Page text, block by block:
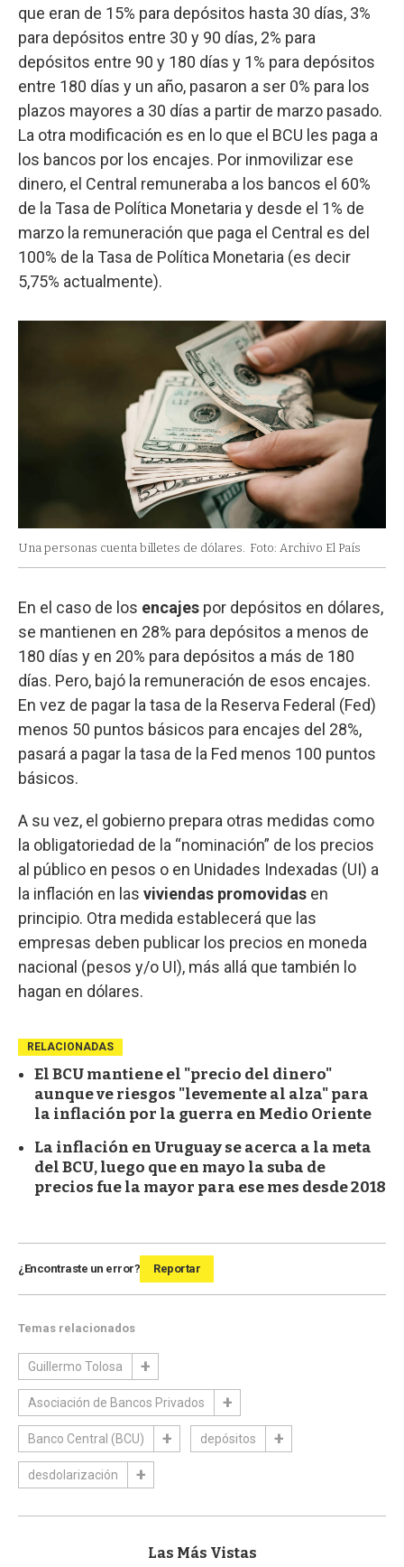
que eran de 15% para depósitos hasta 30 días, 3%
para depósitos entre 30 y 90 días, 2% para
depósitos entre 90 y 180 días y 1% para depósitos
entre 180 días y un año, pasaron a ser 0% para los
plazos mayores a 30 días a partir de marzo pasado.
La otra modificación es en lo que el BCU les paga a
los bancos por los encajes. Por inmovilizar ese
dinero, el Central remuneraba a los bancos el 60%
de la Tasa de Política Monetaria y desde el 1% de
marzo la remuneración que paga el Central es del
100% de la Tasa de Política Monetaria (es decir
5,75% actualmente).
Una personas cuenta billetes de dólares. Foto: Archivo El País
En el caso de los encajes por depósitos en dólares,
se mantienen en 28% para depósitos a menos de
180 días y en 20% para depósitos a más de 180
días. Pero, bajó la remuneración de esos encajes.
En vez de pagar la tasa de la Reserva Federal (Fed)
menos 50 puntos básicos para encajes del 28%,
pasará a pagar la tasa de la Fed menos 100 puntos
básicos.
A su vez, el gobierno prepara otras medidas como
la obligatoriedad de la “nominación” de los precios
al público en pesos o en Unidades Indexadas (UI) a
la inflación en las viviendas promovidas en
principio. Otra medida establecerá que las
empresas deben publicar los precios en moneda
nacional (pesos y/o UI), más allá que también lo
hagan en dólares.
RELACIONADAS
El BCU mantiene el "precio del dinero"
aunque ve riesgos "levemente al alza" para
la inflación por la guerra en Medio Oriente
La inflación en Uruguay se acerca a la meta
del BCU, luego que en mayo la suba de
precios fue la mayor para ese mes desde 2018
¿Encontraste un error? Reportar
Temas relacionados
Guillermo Tolosa
Asociación de Bancos Privados
Banco Central (BCU) depósitos
desdolarización
Las Más Vistas